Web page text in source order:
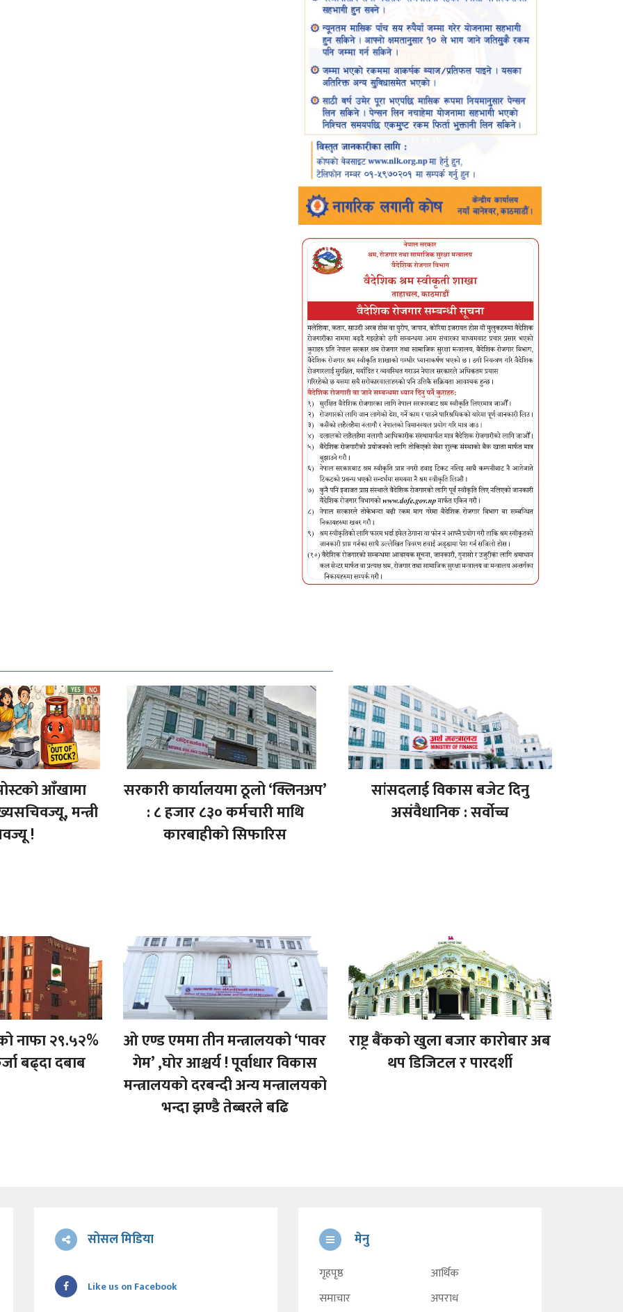
आँखामा
मन्त्री
!
सरकारी कार्यालयमा ठूलो ‘क्लिनअप’
: ८ हजार ८३० कर्मचारी माथि
कारबाहीको सिफारिस
सांसदलाई विकास बजेट दिनु
असंवैधानिक : सर्वोच्च
नाफा २९.५२%
बढ्दा दबाब
ओ एण्ड एममा तीन मन्त्रालयको ‘पावर
गेम’ ,घोर आश्चर्य ! पूर्वाधार विकास
मन्त्रालयको दरबन्दी अन्य मन्त्रालयको
भन्दा झण्डै तेब्बरले बढि
राष्ट्र बैंकको खुला बजार कारोबार अब
थप डिजिटल र पारदर्शी
सोसल मिडिया
Like us on Facebook
मेनु
गृहपृष्ठ
समाचार
आर्थिक
अपराध